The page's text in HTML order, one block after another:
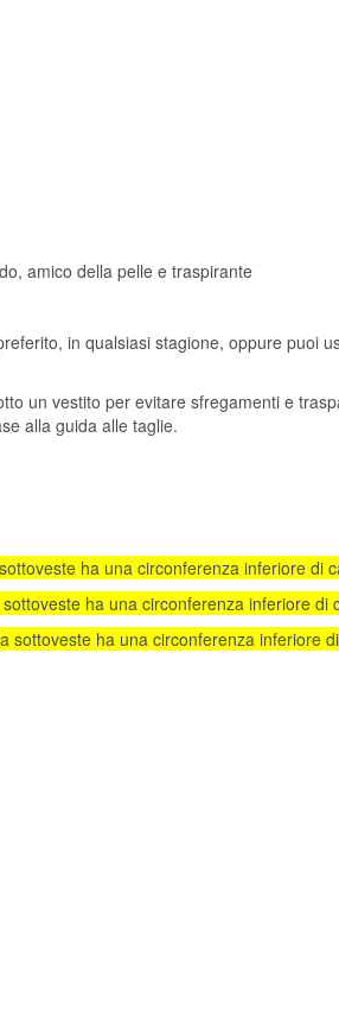
amico della pelle e traspirante
in qualsiasi stagione, oppure puoi
un vestito per evitare sfregamenti e
alla guida alle taglie.
ha una circonferenza inferiore di
ha una circonferenza inferiore di
ha una circonferenza inferiore